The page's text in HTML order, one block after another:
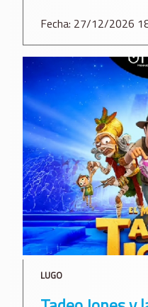
Fecha: 27/12/2026
LUGO